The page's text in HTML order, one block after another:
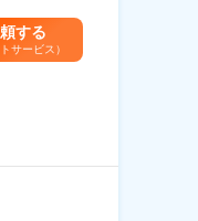
する
サービス）